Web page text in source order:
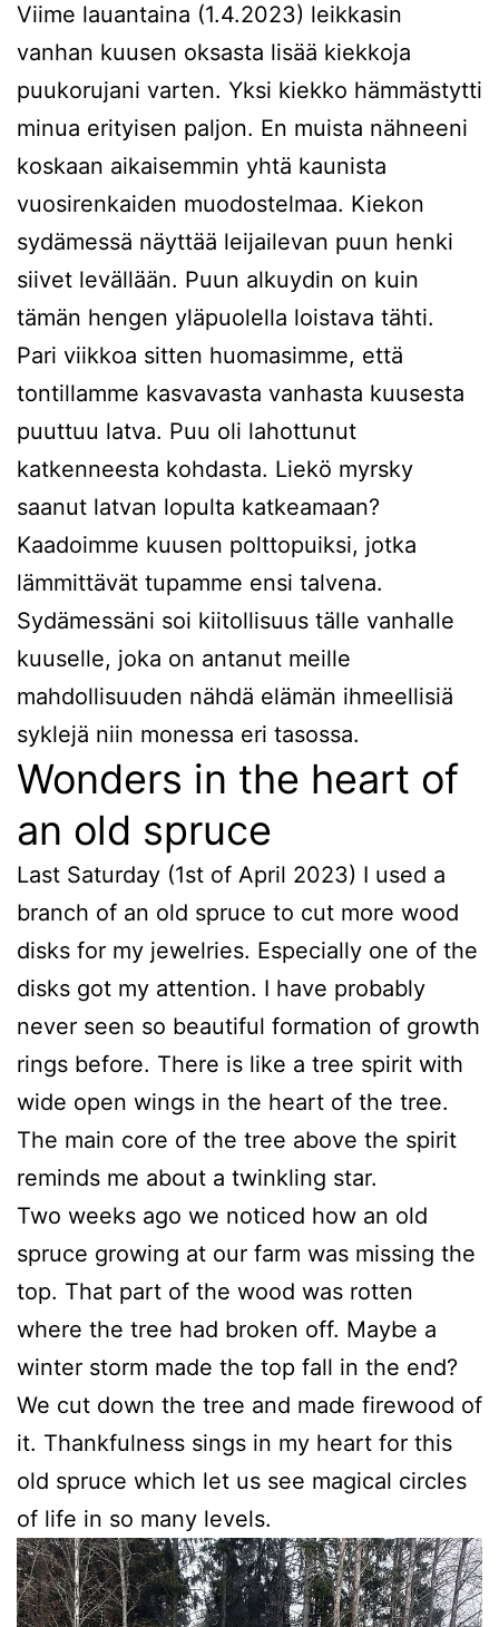
Viime lauantaina (1.4.2023) leikkasin
vanhan kuusen oksasta lisää kiekkoja
puukorujani varten. Yksi kiekko hämmästytti
minua erityisen paljon. En muista nähneeni
koskaan aikaisemmin yhtä kaunista
vuosirenkaiden muodostelmaa. Kiekon
sydämessä näyttää leijailevan puun henki
siivet levällään. Puun alkuydin on kuin
tämän hengen yläpuolella loistava tähti.
Pari viikkoa sitten huomasimme, että
tontillamme kasvavasta vanhasta kuusesta
puuttuu latva. Puu oli lahottunut
katkenneesta kohdasta. Liekö myrsky
saanut latvan lopulta katkeamaan?
Kaadoimme kuusen polttopuiksi, jotka
lämmittävät tupamme ensi talvena.
Sydämessäni soi kiitollisuus tälle vanhalle
kuuselle, joka on antanut meille
mahdollisuuden nähdä elämän ihmeellisiä
syklejä niin monessa eri tasossa.
Wonders in the heart of
an old spruce
Last Saturday (1st of April 2023) I used a
branch of an old spruce to cut more wood
disks for my jewelries. Especially one of the
disks got my attention. I have probably
never seen so beautiful formation of growth
rings before. There is like a tree spirit with
wide open wings in the heart of the tree.
The main core of the tree above the spirit
reminds me about a twinkling star.
Two weeks ago we noticed how an old
spruce growing at our farm was missing the
top. That part of the wood was rotten
where the tree had broken off. Maybe a
winter storm made the top fall in the end?
We cut down the tree and made firewood of
it. Thankfulness sings in my heart for this
old spruce which let us see magical circles
of life in so many levels.